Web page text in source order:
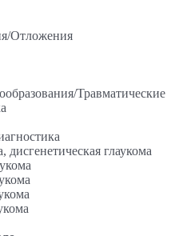
Отложения
Травматические
глаукома